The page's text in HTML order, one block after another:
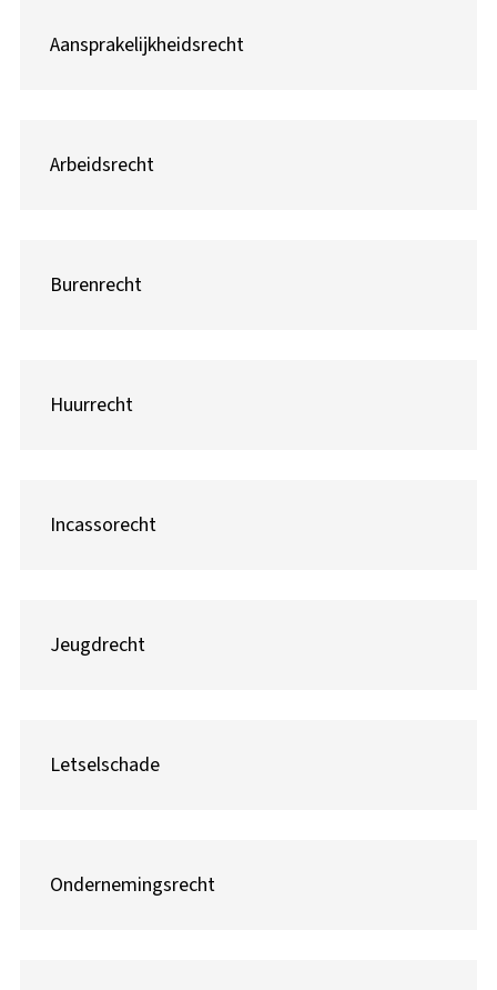
Aansprakelijkheidsrecht
Arbeidsrecht
Burenrecht
Huurrecht
Incassorecht
Jeugdrecht
Letselschade
Ondernemingsrecht